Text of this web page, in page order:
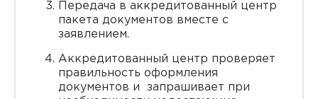
Передача в аккредитованный центр
пакета документов вместе с
заявлением.
Аккредитованный центр проверяет
правильность оформления
документов и запрашивает при